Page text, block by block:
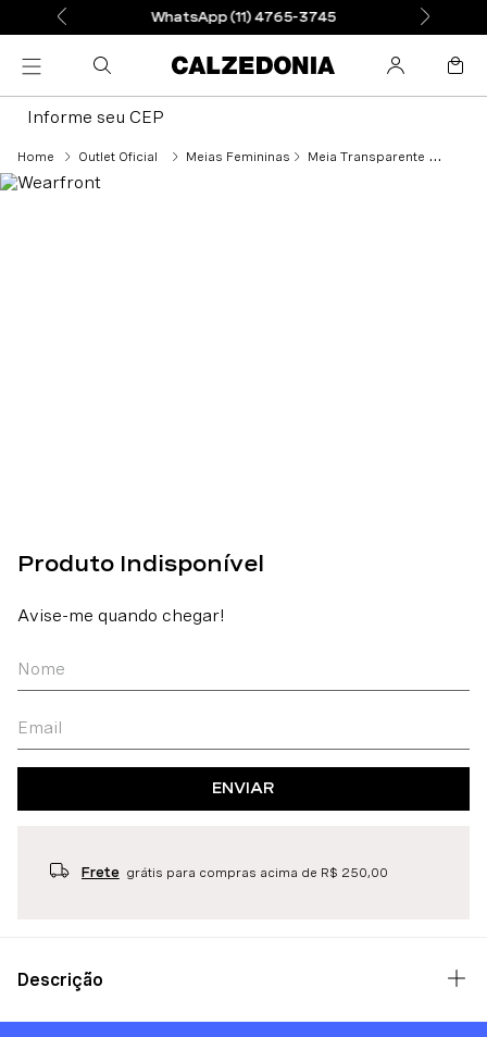
WhatsApp (11) 4765-3745
Informe seu CEP
Outlet Oficial Meias Femininas Meia Transparente Com Estampa - Preto
ENVIAR
Frete grátis para compras acima de R$ 250,00
Descrição